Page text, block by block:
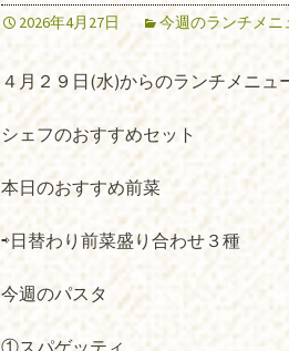
2026年4月27日 今週のランチメニ
４月２９日(水)からのランチメニュ
シェフのおすすめセット
本日のおすすめ前菜
⇨日替わり前菜盛り合わせ３種
今週のパスタ
①スパゲッティ